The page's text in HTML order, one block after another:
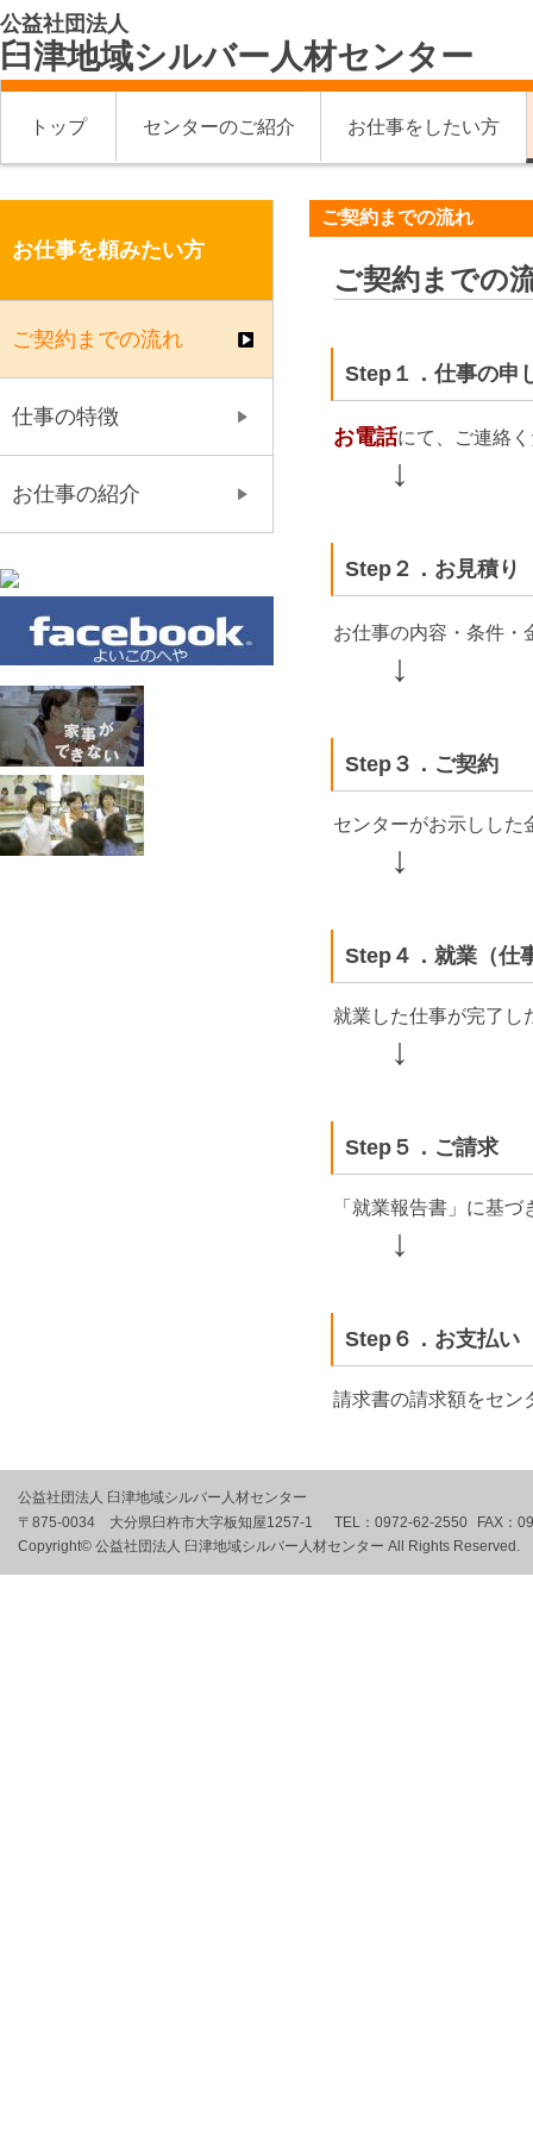
公益社団法人
臼津地域シルバー人材センター
トップ センターのご紹介 お仕事をしたい方
ご契約までの流れ
ご契約までの
Step１．仕事の申
お電話にて、ご連絡
↓
Step２．お見積り
お仕事の内容・条件・
↓
Step３．ご契約
センターがお示しした
↓
Step４．就業（仕
就業した仕事が完了し
↓
Step５．ご請求
「就業報告書」に基
↓
Step６．お支払い
請求書の請求額をセ
お仕事を頼みたい方
ご契約までの流れ
仕事の特徴
お仕事の紹介
公益社団法人 臼津地域シルバー人材センター
〒875-0034 大分県臼杵市大字板知屋1257-1
TEL： 0972-62-2550 FAX：
Copyright© 公益社団法人 臼津地域シルバー人材センター All Rights Reserved.